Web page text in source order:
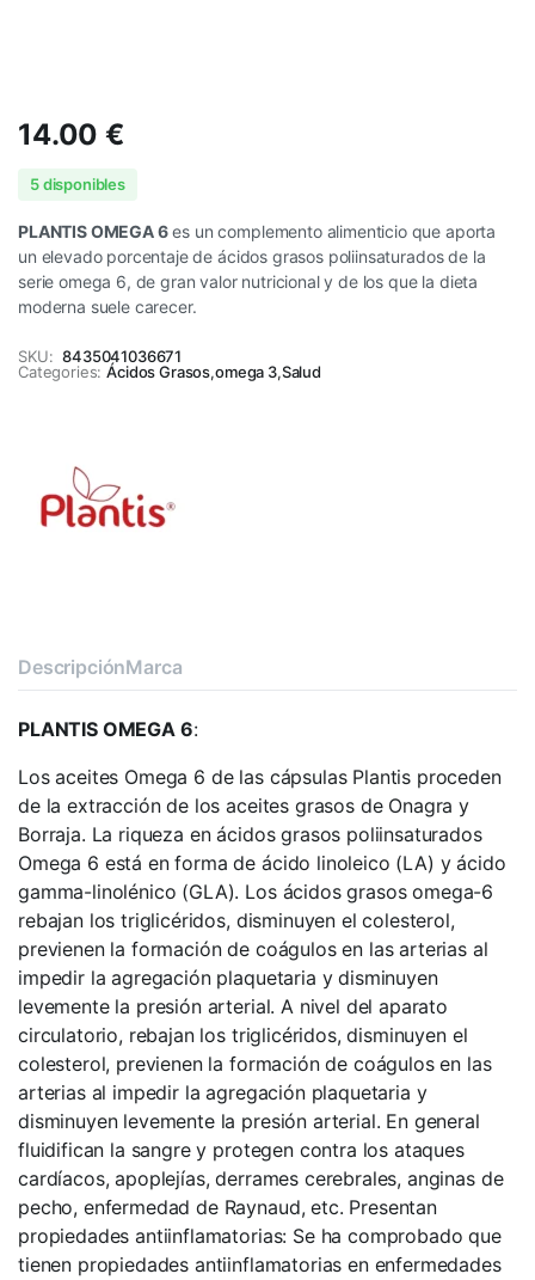
14.00€
5 disponibles
PLANTIS OMEGA 6es un complemento alimenticio que aporta
un elevado porcentaje de ácidos grasos poliinsaturados de la
serie omega 6, de gran valor nutricional y de los que la dieta
moderna suele carecer.
SKU: 8435041036671
Categories: Ácidos Grasos,omega 3,Salud
DescripciónMarca
PLANTIS OMEGA 6:
Los aceites Omega 6 de las cápsulas Plantis proceden
de la extracción de los aceites grasos de Onagra y
Borraja. La riqueza en ácidos grasos poliinsaturados
Omega 6 está en forma de ácido linoleico (LA) y ácido
gamma-linolénico (GLA). Los ácidos grasos omega-6
rebajan los triglicéridos, disminuyen el colesterol,
previenen la formación de coágulos en las arterias al
impedir la agregación plaquetaria y disminuyen
levemente la presión arterial. A nivel del aparato
circulatorio, rebajan los triglicéridos, disminuyen el
colesterol, previenen la formación de coágulos en las
arterias al impedir la agregación plaquetaria y
disminuyen levemente la presión arterial. En general
fluidifican la sangre y protegen contra los ataques
cardíacos, apoplejías, derrames cerebrales, anginas de
pecho, enfermedad de Raynaud, etc. Presentan
propiedades antiinflamatorias: Se ha comprobado que
tienen propiedades antiinflamatorias en enfermedades